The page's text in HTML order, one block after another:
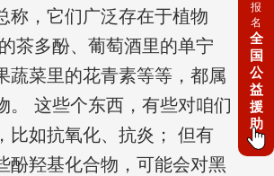
称，它们广泛存在于植物
茶多酚、葡萄酒里的单宁
蔬菜里的花青素等等，都属
。 这些个东西，有些对咱们
比如抗氧化、抗炎； 但有
酚羟基化合物，可能会对黑
报
名
全
国
公
益
援
助